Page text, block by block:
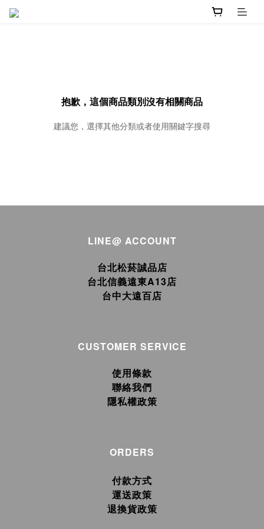
抱歉，這個商品類別沒有相關商品
建議您，選擇其他分類或者使用關鍵字搜尋
LINE@ ACCOUNT
台北松菸誠品店
台北信義遠東A13店
台中大遠百店
CUSTOMER SERVICE
使用條款
聯絡我們
隱私權政策
ORDERS
付款方式
運送政策
退換貨政策